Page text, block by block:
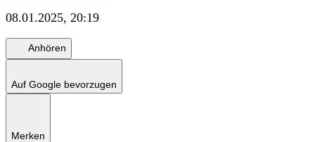
08.01.2025, 20:19
Anhören
Auf Google bevorzugen
Merken